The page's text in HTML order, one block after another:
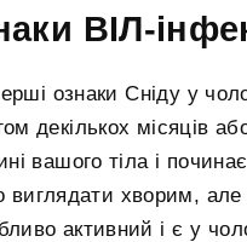
ВІЛ-
ознаки Сніду у
декількох місяців
вашого тіла і
виглядати хворим,
активний і є у